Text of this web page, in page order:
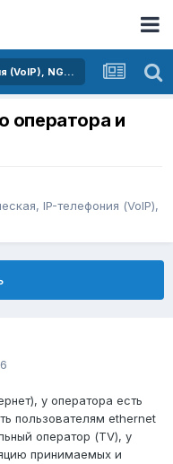
Телефония: классическая, IP-телефония (VoIP), NGN сети
оператора и
IP-телефония (VoIP),
у оператора есть
пользователям ethernet
оператор (TV), у
принимаемых и